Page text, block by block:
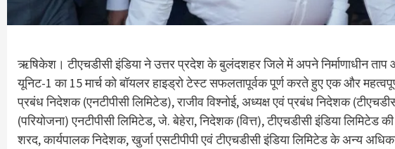
ऋषिकेश। टीएचडीसी इंडिया ने उत्तर प्रदेश के बुलंदशहर जिले में अपने निर्माणाधीन ताप
यूनिट-1 का 15 मार्च को बॉयलर हाइड्रो टेस्ट सफलतापूर्वक पूर्ण करते हुए एक और
प्रबंध निदेशक (एनटीपीसी लिमिटेड), राजीव विश्नोई, अध्‍यक्ष एवं प्रबंध निदेशक
(परियोजना) एनटीपीसी लिमिटेड, जे. बेहेरा, निदेशक (वित्त), टीएचडीसी इंडिया लिमिटेड
शरद, कार्यपालक निदेशक, खुर्जा एसटीपीपी एवं टीएचडीसी इंडिया लिमिटेड के अन्य